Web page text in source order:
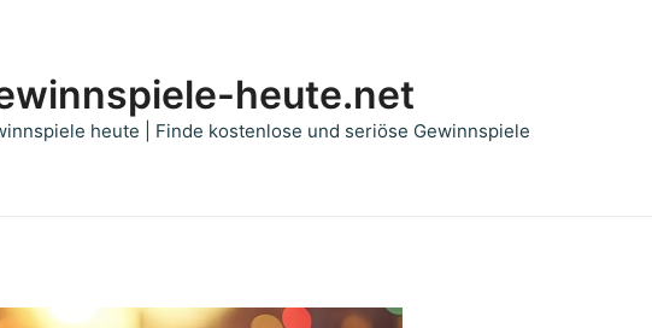
heute.net
heute | Finde kostenlose und seriöse Gewinnspiele